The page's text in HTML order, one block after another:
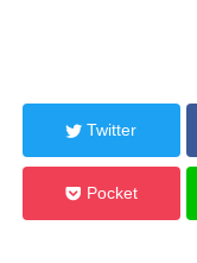
Twitter
Pocket